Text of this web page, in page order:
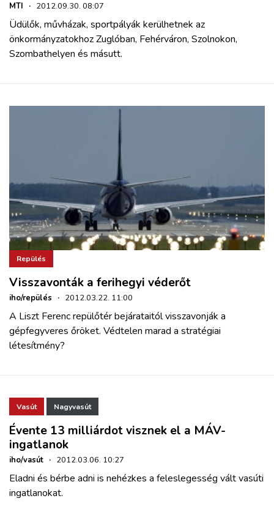
MTI · 2012.09.30. 08:07
Üdülők, művházak, sportpályák kerülhetnek az
önkormányzatokhoz Zuglóban, Fehérváron, Szolnokon,
Szombathelyen és másutt.
Repülés
Visszavonták a ferihegyi véderőt
iho/repülés · 2012.03.22. 11:00
A Liszt Ferenc repülőtér bejárataitól visszavonják a
gépfegyveres őröket. Védtelen marad a stratégiai
létesítmény?
Vasút Nagyvasút
Évente 13 milliárdot visznek el a MÁV-
ingatlanok
iho/vasút · 2012.03.06. 10:27
Eladni és bérbe adni is nehézkes a feleslegesség vált vasúti
ingatlanokat.